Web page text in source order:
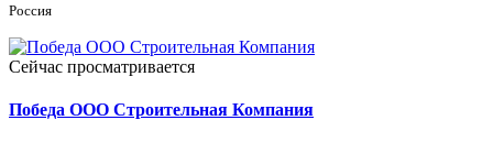
Россия
Сейчас просматривается
Победа ООО Строительная Компания